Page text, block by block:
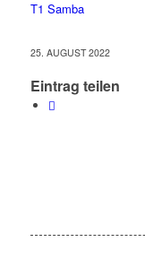
25. AUGUST 2022
Eintrag teilen